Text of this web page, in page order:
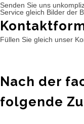
Senden Sie uns
Service gleich Bilder der
Füllen Sie gleich unser
Nach der
folgende